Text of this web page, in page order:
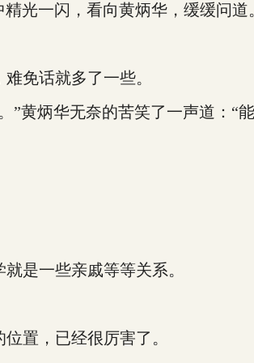
光一闪，看向黄炳华，缓缓问道
免话就多了一些。
炳华无奈的苦笑了一声道：“
是一些亲戚等等关系。
置，已经很厉害了。